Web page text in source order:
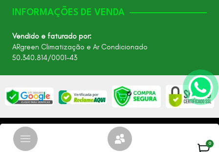
0
INFORMAÇÕES DE VENDA
Vendido e faturado por:
ARgreen Climatização e Ar Condicionado
50.340.814/0001-43
©2026 - Todos os direitos reservados – ARgreen. CNPJ:
24.849.649/0001-40